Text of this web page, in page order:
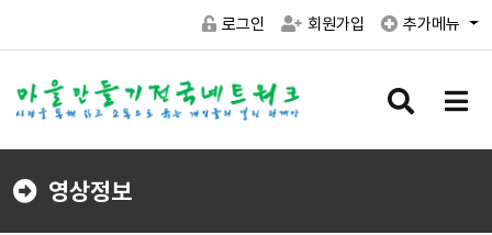
로그인 회원가입 추가메뉴
검
버
메
버
영상정보